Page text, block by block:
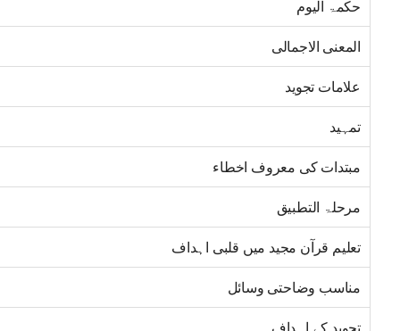
حکمۃ الیوم
المعنی الاجمالی
علامات تجوید
تمہید
مبتدات کی معروف اخطاء
مرحلۃ التطبیق
تعلیم قرآن مجید میں قلبی اہداف
مناسب وضاحتی وسائل